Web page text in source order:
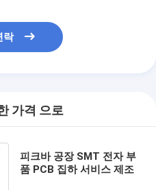
락
가격 으로
피크바 공장 SMT 전자 부
품 PCB 집하 서비스 제조